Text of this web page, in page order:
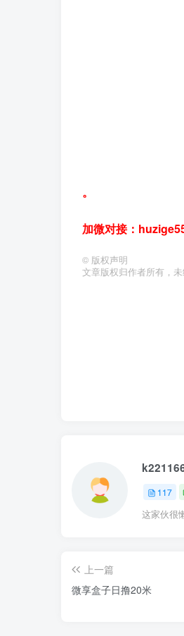
。
加微对接：
© 版权声明
文章版权归作者所有，未
117
这家伙很
上一篇
微享盒子日撸20米